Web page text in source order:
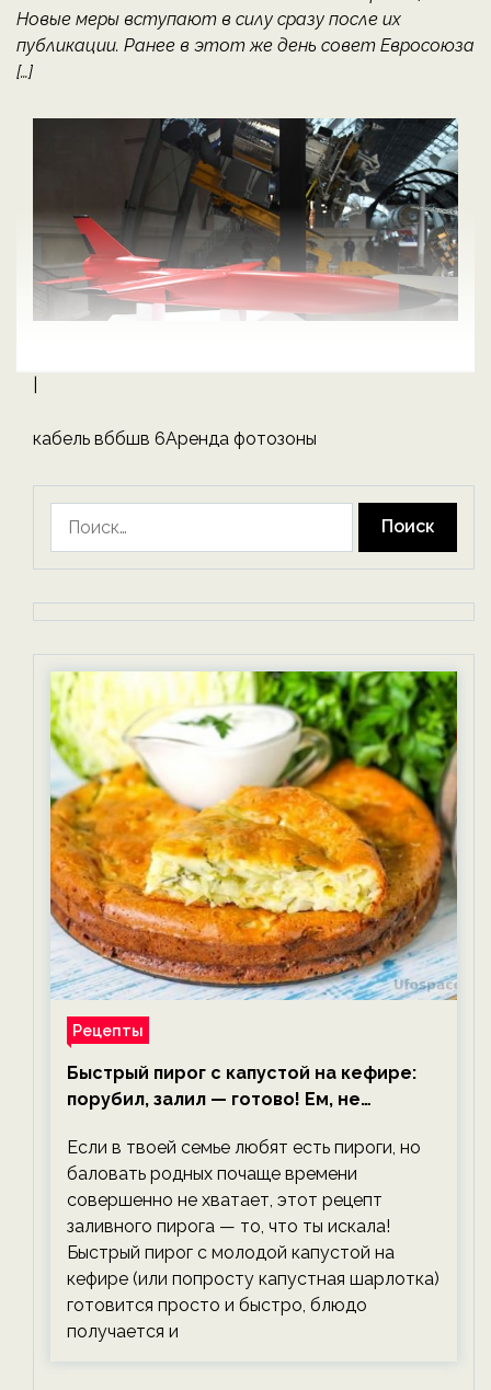
Новые меры вступают в силу сразу после их
публикации. Ранее в этот же день совет Евросоюза
[…]
кабель вббшв 6Аренда фотозоны
Рецепты
Быстрый пирог с капустой на кефире:
порубил, залил — готово! Ем, не
Если в твоей семье любят есть пироги, но
баловать родных почаще времени
совершенно не хватает, этот рецепт
заливного пирога — то, что ты искала!
Быстрый пирог с молодой капустой на
кефире (или попросту капустная шарлотка)
готовится просто и быстро, блюдо
получается и